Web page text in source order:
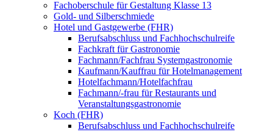
Fachoberschule für Gestaltung Klasse 13
Gold- und Silberschmiede
Hotel und Gastgewerbe (FHR)
Berufsabschluss und Fachhochschulreife
Fachkraft für Gastronomie
Fachmann/Fachfrau Systemgastronomie
Kaufmann/Kauffrau für Hotelmanagement
Hotelfachmann/Hotelfachfrau
Fachmann/-frau für Restaurants und
Veranstaltungsgastronomie
Koch (FHR)
Berufsabschluss und Fachhochschulreife